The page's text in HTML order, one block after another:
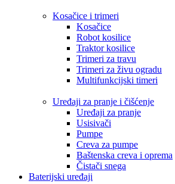
Kosačice i trimeri
Kosačice
Robot kosilice
Traktor kosilice
Trimeri za travu
Trimeri za živu ogradu
Multifunkcijski timeri
Uređaji za pranje i čišćenje
Uređaji za pranje
Usisivači
Pumpe
Creva za pumpe
Baštenska creva i oprema
Čistači snega
Baterijski uređaji